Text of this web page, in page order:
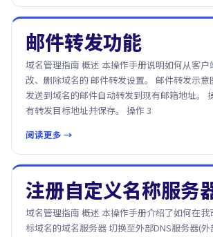
邮件转发功能
域名管理指南 概述 本操作手册说明如何从客户
改、删除域名的 邮件转发设置。 邮件转发示意
发送到域名的邮件自动转发到现有邮箱地址。
有转发目标地址并保存。 操作 3
阅读更多 →
注册自定义名称服务
域名管理指南 概述 本操作手册介绍了如何在我
标域名的域名服务器 切换至外部DNS服务器(